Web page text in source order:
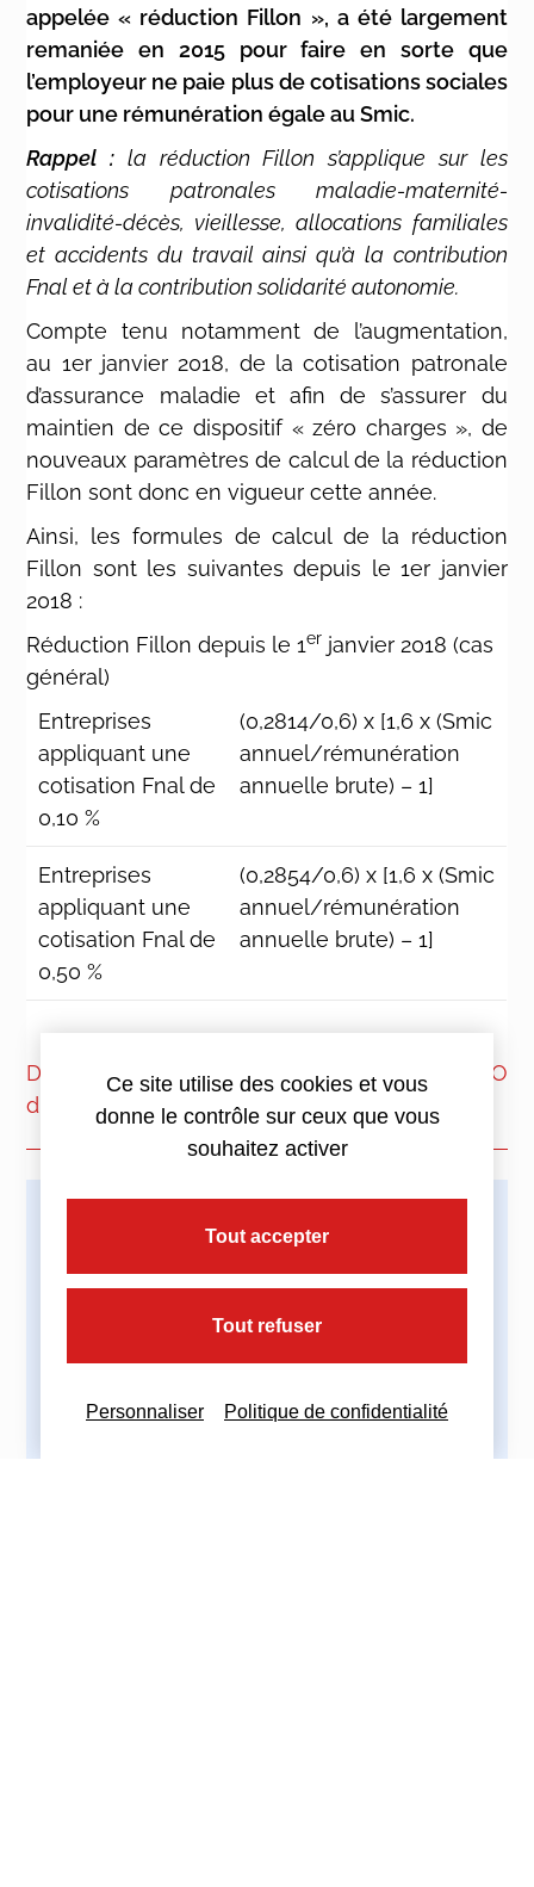
appelée « réduction Fillon », a été largement
remaniée en 2015 pour faire en sorte que
l’employeur ne paie plus de cotisations sociales
pour une rémunération égale au Smic.
Rappel : la réduction Fillon s’applique sur les
cotisations patronales maladie-maternité-
invalidité-décès, vieillesse, allocations familiales
et accidents du travail ainsi qu’à la contribution
Fnal et à la contribution solidarité autonomie.
Compte tenu notamment de l’augmentation,
au 1er janvier 2018, de la cotisation patronale
d’assurance maladie et afin de s’assurer du
maintien de ce dispositif « zéro charges », de
nouveaux paramètres de calcul de la réduction
Fillon sont donc en vigueur cette année.
Ainsi, les formules de calcul de la réduction
Fillon sont les suivantes depuis le 1er janvier
2018 :
Réduction Fillon depuis le 1er janvier 2018 (cas
général)
Entreprises
appliquant une
cotisation Fnal de
0,10 %
(0,2814/0,6) x [1,6 x (Smic
annuel/rémunération
annuelle brute) – 1]
Entreprises
appliquant une
cotisation Fnal de
0,50 %
(0,2854/0,6) x [1,6 x (Smic
annuel/rémunération
annuelle brute) – 1]
Décret n° 2017-1891 du 30 décembre 2017, JO
du 31
Imprimez cette actualité
Ce site utilise des cookies et vous
donne le contrôle sur ceux que vous
souhaitez activer
Tout accepter
Tout refuser
Personnaliser Politique de confidentialité